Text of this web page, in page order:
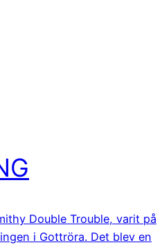
Double Trouble, varit på
i Gottröra. Det blev en